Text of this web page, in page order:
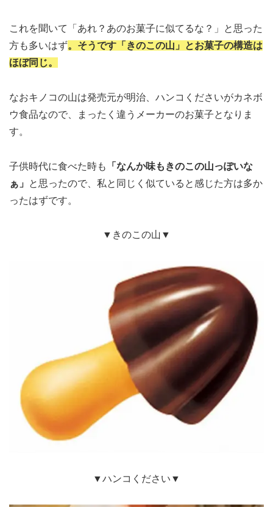
これを聞いて「あれ？あのお菓子に似てるな？」と思った
方も多いはず。そうです「きのこの山」とお菓子の構造は
ほぼ同じ。
なおキノコの山は発売元が明治、ハンコくださいがカネボ
ウ食品なので、まったく違うメーカーのお菓子となりま
す。
子供時代に食べた時も
「なんか味もきのこの山っぽいな
ぁ」
と思ったので、私と同じく似ていると感じた方は多か
ったはずです。
▼きのこの山▼
▼ハンコください▼